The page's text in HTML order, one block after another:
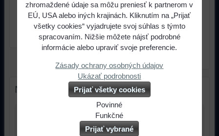
Olejoznak uhlový G 3/8 "
Nový komentár
zhromaždené údaje sa môžu preniesť k partnerom v
EÚ, USA alebo iných krajinách. Kliknutím na „Prijať
všetky cookies“ vyjadrujete svoj súhlas s týmto
spracovaním. Nižšie môžete nájsť podrobné
informácie alebo upraviť svoje preferencie.
Zásady ochrany osobných údajov
Ukázať podrobnosti
Prijať všetky cookies
Povinné
Funkčné
Prijať vybrané